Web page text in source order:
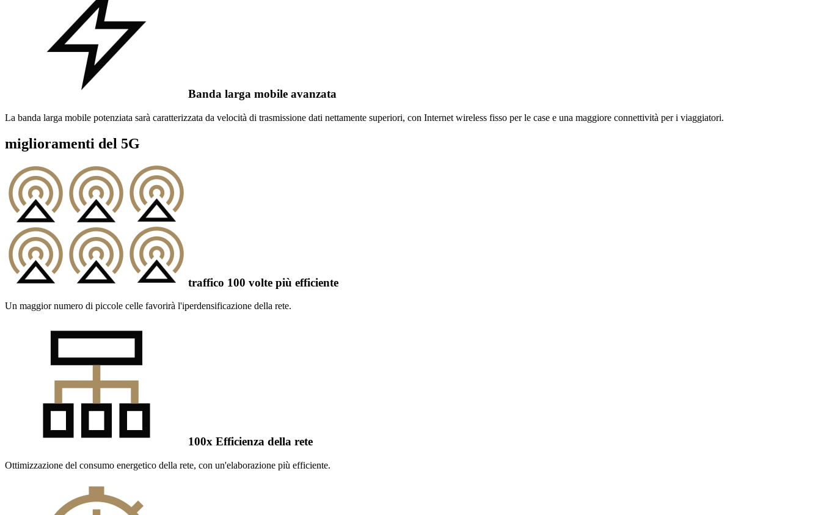
Banda larga mobile avanzata
La banda larga mobile potenziata sarà caratterizzata da velocità di trasmissione dati nettamente superiori, con Internet wireless fisso per le case e una maggiore connettività per i viaggiatori.
miglioramenti del 5G
traffico 100 volte più efficiente
Un maggior numero di piccole celle favorirà l'iperdensificazione della rete.
100x Efficienza della rete
Ottimizzazione del consumo energetico della rete, con un'elaborazione più efficiente.